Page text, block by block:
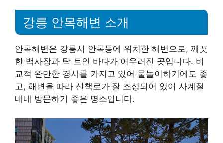
강릉 안목해변 소개
안목해변은 강릉시 안목동에 위치한 해변으로, 깨끗
한 백사장과 탁 트인 바다가 어우러진 곳입니다. 비
교적 완만한 경사를 가지고 있어 물놀이하기에도 좋
고, 해변을 따라 산책로가 잘 조성되어 있어 사계절
내내 방문하기 좋은 명소입니다.